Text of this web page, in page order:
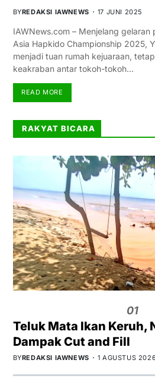
BYREDAKSI IAWNEWS 17 JUNI 2025
IAWNews.com – Menjelang gelaran
Asia Hapkido Championship 2025,
menjadi tuan rumah kejuaraan,
keakraban antar tokoh-tokoh…
READ MORE
RAKYAT BICARA
01
Teluk Mata Ikan Keruh,
Dampak Cut and Fill
BYREDAKSI IAWNEWS 1 AGUSTUS